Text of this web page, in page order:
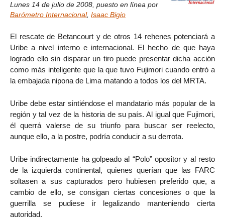
Lunes 14 de julio de 2008 puesto en línea por
Barómetro Internacional, Isaac Bigio
El rescate de Betancourt y de otros 14 rehenes potenciará a
Uribe a nivel interno e internacional. El hecho de que haya
logrado ello sin disparar un tiro puede presentar dicha acción
como más inteligente que la que tuvo Fujimori cuando entró a
la embajada nipona de Lima matando a todos los del MRTA.
Uribe debe estar sintiéndose el mandatario más popular de la
región y tal vez de la historia de su país. Al igual que Fujimori,
él querrá valerse de su triunfo para buscar ser reelecto,
aunque ello, a la postre, podría conducir a su derrota.
Uribe indirectamente ha golpeado al “Polo” opositor y al resto
de la izquierda continental, quienes querían que las FARC
soltasen a sus capturados pero hubiesen preferido que, a
cambio de ello, se consigan ciertas concesiones o que la
guerrilla se pudiese ir legalizando manteniendo cierta
autoridad.